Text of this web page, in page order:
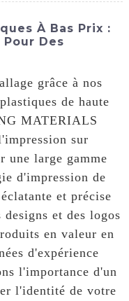
À Bas Prix :
Des
grâce à nos
de haute
MATERIALS
sur
une large gamme
d'impression de
et précise
et des logos
en valeur en
d'expérience
l'importance d'un
l'identité de votre